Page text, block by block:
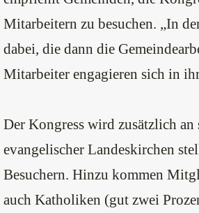
Mitarbeitern zu besuchen. „In
dabei, die dann die
Mitarbeiter engagieren sich in
Der Kongress wird zusätzlich
evangelischer Landeskirchen
Besuchern. Hinzu kommen
auch Katholiken (gut zwei